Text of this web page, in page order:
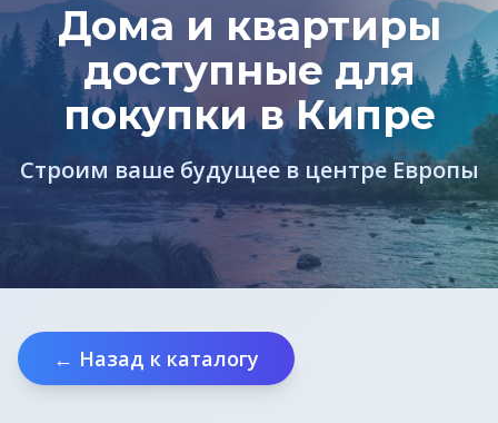
Недвижимость
Все объекты
Недвижимость в Словении
Недвижимость в Италии
Дома и квартиры
доступные для
покупки в Кипре
Строим ваше будущее в центре Европы
← Назад к каталогу